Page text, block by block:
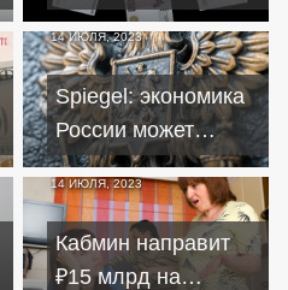
финансовых
пирамид
увеличилось на
19%
14 ИЮЛЯ, 2023
Spiegel: экономика
России может
годами
выдерживать
экономическое
давление
14 ИЮЛЯ, 2023
Кабмин направит
₽15 млрд на